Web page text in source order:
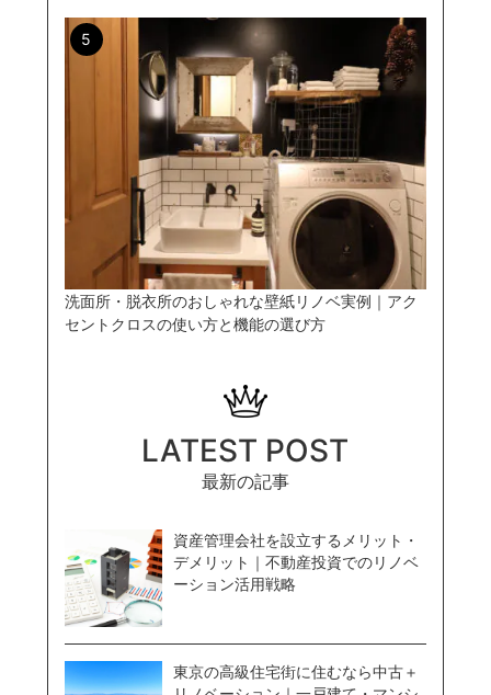
洗面所・脱衣所のおしゃれな壁紙リノベ実例｜アク
セントクロスの使い方と機能の選び方
LATEST POST
最新の記事
資産管理会社を設立するメリット・
デメリット｜不動産投資でのリノベ
ーション活用戦略
東京の高級住宅街に住むなら中古＋